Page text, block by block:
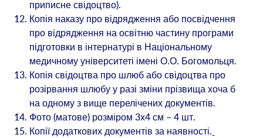
приписне свідоцтво).
Копія наказу про відрядження або посвідчення
про відрядження на освітню частину програми
підготовки в інтернатурі в Національному
медичному університеті імені О.О. Богомольця.
Копія свідоцтва про шлюб або свідоцтва про
розірвання шлюбу у разі зміни прізвища хоча б
на одному з вище перелічених документів.
Фото (матове) розміром 3х4 см – 4 шт.
Копії додаткових документів за наявності.